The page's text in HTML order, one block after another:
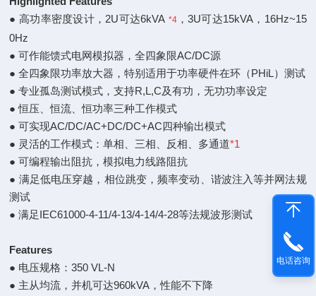
● 高功率密度设计， 2U可达6kVA *4，3U可达15kVA，16Hz~15
0Hz
● 可作能馈式电网模拟器，全四象限AC/DC源
● 全四象限功率放大器，特别适用于功率硬件在环（PHiL）测试
● 专业孤岛测试模式，支持R,L,C及有功，无功功率设定
● 恒压、恒流、恒功率三种工作模式
● 可实现AC/DC/AC+DC/DC+AC四种输出模式
● 灵活的工作模式：单相、三相、反相、多通道*1
● 可编程输出阻抗，模拟电力线路阻抗
● 满足低电压穿越，相位跳变，频率变动、谐波注入等并网法规
测试
● 满足IEC61000-4-11/4-13/4-14/4-28等法规波形测试
Features
● 电压规格：350 VL-N
● 主从均流，并机可达960kVA，性能不下降
电话咨询